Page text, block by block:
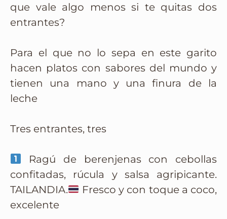
que vale algo menos si te quitas dos
entrantes?
Para el que no lo sepa en este garito
hacen platos con sabores del mundo y
tienen una mano y una finura de la
leche
Tres entrantes, tres
Ragú de berenjenas con cebollas
confitadas, rúcula y salsa agripicante.
TAILANDIA.
Fresco y con toque a coco,
excelente